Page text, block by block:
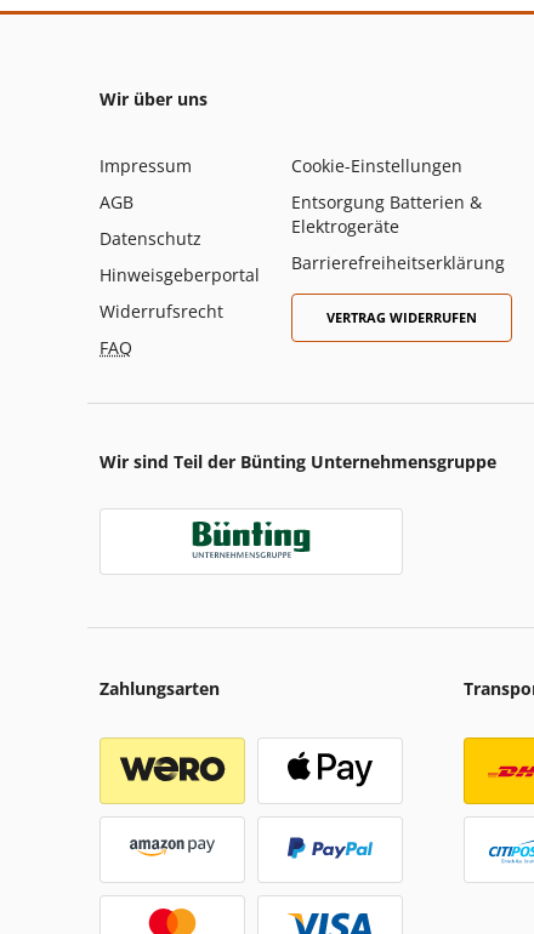
Wir über uns
Impressum
AGB
Datenschutz
Hinweisgeberportal
Widerrufsrecht
FAQ
Cookie-Einstellungen
Entsorgung Batterien &
Elektrogeräte
Barrierefreiheitserklärung
VERTRAG WIDERRUFEN
Wir sind Teil der Bünting Unternehmensgruppe
Zahlungsarten